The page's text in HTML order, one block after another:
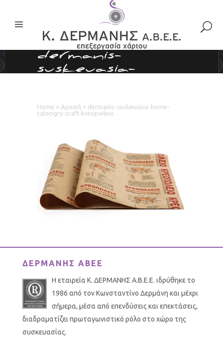
dermanis-
suskeuasia-
Home > Αρχική > dermanis-suskeuasia-home-
cateogry-craft-kreopwleio
ΔΕΡΜΑΝΗΣ ΑΒΕΕ
Η εταιρεία Κ. ΔΕΡΜΑΝΗΣ Α.Β.Ε.Ε. ιδρύθηκε το
1986 από τον Κωνσταντίνο Δερμάνη και μέχρι
σήμερα, μέσα από επενδύσεις και επεκτάσεις,
διαδραματίζει πρωταγωνιστικό ρόλο στο χώρο της
συσκευασίας.